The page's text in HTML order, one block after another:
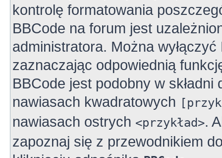
kontrolę formatowania
BBCode na forum jest
administratora. Można
zaznaczając odpowiednią
BBCode jest podobny w
nawiasach kwadratowych
nawiasach ostrych <przykład>.
zapoznaj się z przewodnikiem